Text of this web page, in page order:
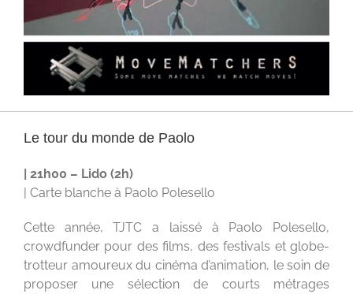
Le tour du monde de Paolo
| 21h00 – Lido (2h)
| Carte blanche à Paolo Polesello
Cette année, TJTC a laissé à Paolo Polesello,
crowdfunder pour des films, des festivals et globe-
trotteur amoureux du cinéma d’animation, le soin de
proposer une sélection de courts métrages